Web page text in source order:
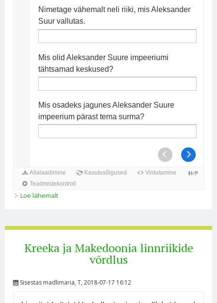
Loe lähemalt
Kreeka ja Makedoonia linnriikide
võrdlus
Sisestas madlimaria, T, 2018-07-17 16:12